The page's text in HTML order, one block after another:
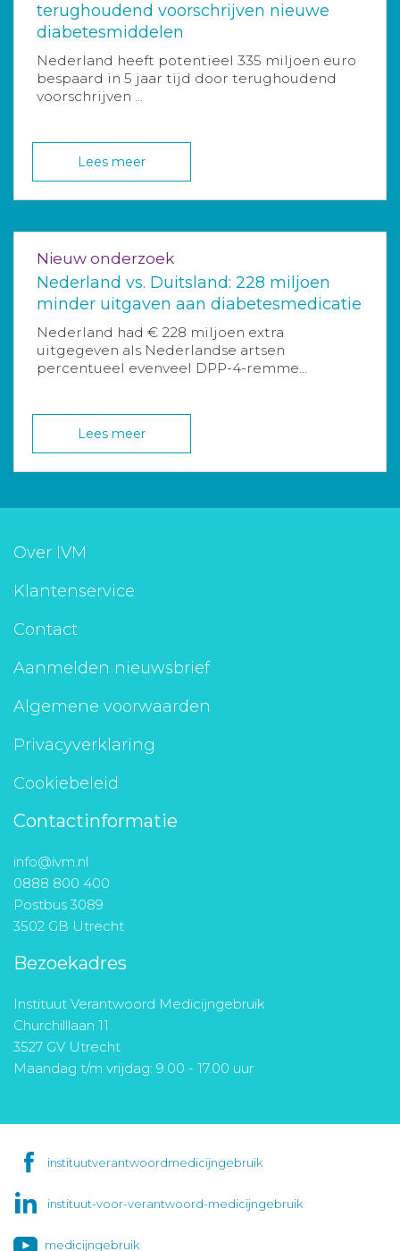
terughoudend voorschrijven nieuwe
diabetesmiddelen
Nederland heeft potentieel 335 miljoen euro
bespaard in 5 jaar tijd door terughoudend
voorschrijven ...
Lees meer
Nieuw onderzoek
Nederland vs. Duitsland: 228 miljoen
minder uitgaven aan diabetesmedicatie
Nederland had € 228 miljoen extra
uitgegeven als Nederlandse artsen
percentueel evenveel DPP-4-remme...
Lees meer
Over IVM
Klantenservice
Contact
Aanmelden nieuwsbrief
Algemene voorwaarden
Privacyverklaring
Cookiebeleid
Contactinformatie
info@ivm.nl
0888 800 400
Postbus 3089
3502 GB Utrecht
Bezoekadres
Instituut Verantwoord Medicijngebruik
Churchilllaan 11
3527 GV Utrecht
Maandag t/m vrijdag: 9.00 - 17.00 uur
instituutverantwoordmedicijngebruik
instituut-voor-verantwoord-medicijngebruik
medicijngebruik